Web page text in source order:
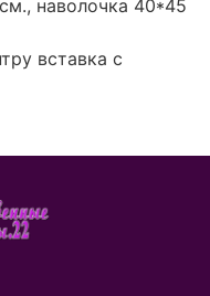
наволочка 40*45
вставка с